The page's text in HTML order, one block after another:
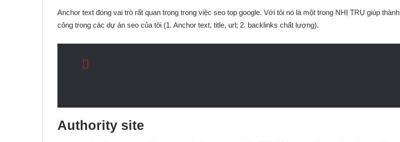
Anchor text đóng vai trò rất quan trọng trong việc seo top google. Với tôi nó là một trong NHỊ TRỤ giúp thành
công trong các dự án seo của tôi (1. Anchor text, title, url; 2. backlinks chất lượng).
Authority site